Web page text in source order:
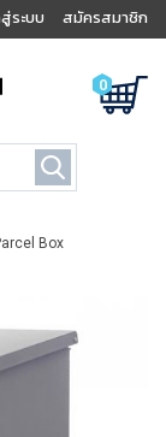
สู่ระบบ สมัครสมาชิก
0
Box